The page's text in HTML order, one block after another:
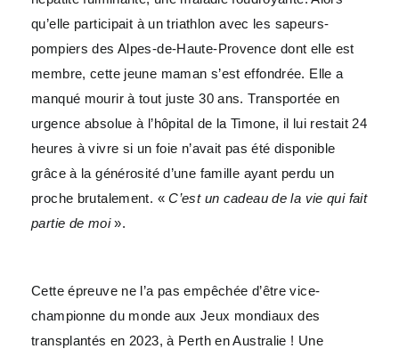
qu’elle participait à un triathlon avec les sapeurs-
pompiers des Alpes-de-Haute-Provence dont elle est
membre, cette jeune maman s’est effondrée. Elle a
manqué mourir à tout juste 30 ans. Transportée en
urgence absolue à l’hôpital de la Timone, il lui restait 24
heures à vivre si un foie n’avait pas été disponible
grâce à la générosité d’une famille ayant perdu un
proche brutalement. «C’est un cadeau de la vie qui fait
partie de moi».
Cette épreuve ne l’a pas empêchée d’être vice-
championne du monde aux Jeux mondiaux des
transplantés en 2023, à Perth en Australie ! Une